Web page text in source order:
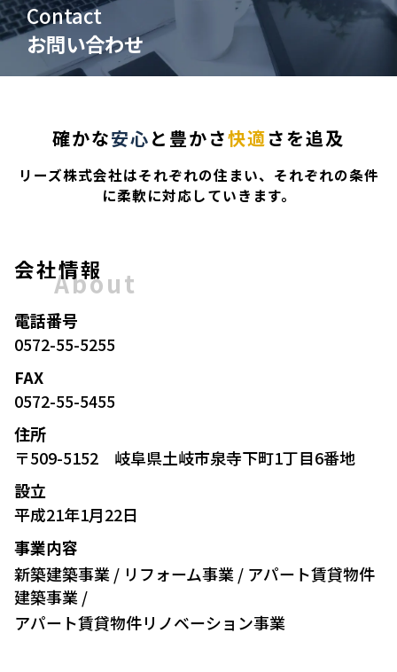
Contact
お問い合わせ
確かな安心と豊かさ快適さを追及
リーズ株式会社はそれぞれの住まい、それぞれの条件
に柔軟に対応していきます。
会社情報
About
電話番号
0572-55-5255
FAX
0572-55-5455
住所
〒509-5152 岐阜県土岐市泉寺下町1丁目6番地
設立
平成21年1月22日
事業内容
新築建築事業 / リフォーム事業 / アパート賃貸物件
建築事業 /
アパート賃貸物件リノベーション事業